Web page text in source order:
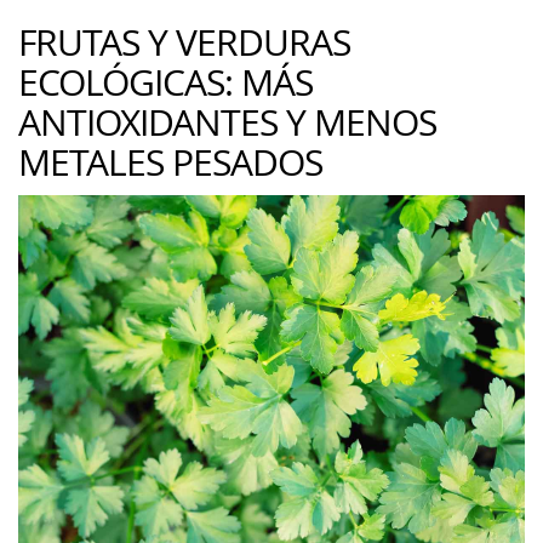
FRUTAS Y VERDURAS
ECOLÓGICAS: MÁS
ANTIOXIDANTES Y MENOS
METALES PESADOS